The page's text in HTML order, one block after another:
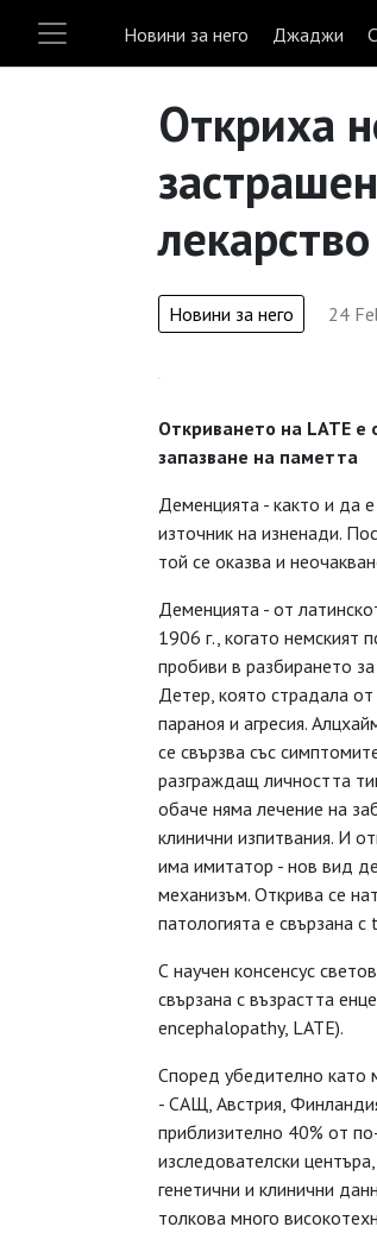
Новини за него Джаджи
Откриха
Новини за него 24
Откриването на LATE
запазване на паметта
Деменцията - както и да
източник на изненади.
той се оказва и
Деменцията - от
1906 г., когато немският
пробиви в разбирането
Детер, която страдала
параноя и агресия.
се свързва със
разграждащ личността
обаче няма лечение на
клинични изпитвания. И
има имитатор - нов вид
механизъм. Открива се
патологията е свързана
С научен консенсус
свързана с възрастта
encephalopathy, LATE).
Според убедително като
- САЩ, Австрия,
приблизително 40% от
изследователски
генетични и клинични
толкова много